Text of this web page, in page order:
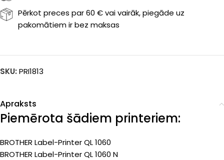
Pērkot preces par 60 € vai vairāk, piegāde uz
pakomātiem ir bez maksas
SKU: PRI1813
Apraksts
Piemērota šādiem printeriem:
BROTHER Label-Printer QL 1060
BROTHER Label-Printer QL 1060 N